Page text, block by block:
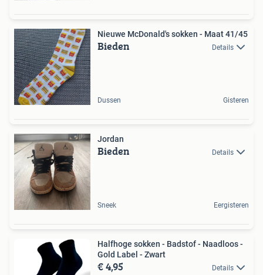
Nieuwe McDonald's sokken - Maat 41/45
Bieden Details
Dussen Gisteren
Jordan
Bieden Details
Sneek Eergisteren
Halfhoge sokken - Badstof - Naadloos -
Gold Label - Zwart
€ 4,95 Details